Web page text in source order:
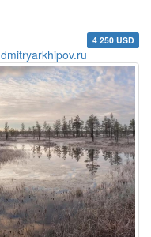
4 250 USD
dmitryarkhipov.ru